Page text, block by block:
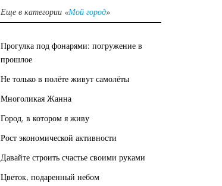
Еще в категории «Мой город»
Прогулка под фонарями: погружение в
прошлое
Не только в полёте живут самолёты
Многоликая Жанна
Город, в котором я живу
Рост экономической активности
Давайте строить счастье своими руками
Цветок, подаренный небом